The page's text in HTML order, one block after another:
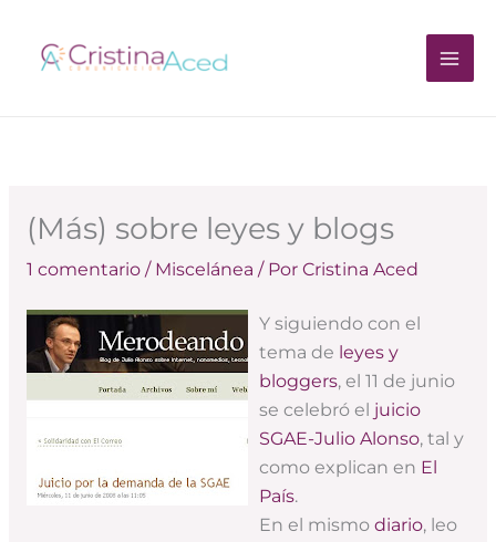
contenido
(Más) sobre leyes y blogs
1 comentario / Miscelánea / Por Cristina Aced
Y siguiendo con el
tema de leyes y
bloggers, el 11 de junio
se celebró el juicio
SGAE-Julio Alonso, tal y
como explican en El
País.
En el mismo diario, leo